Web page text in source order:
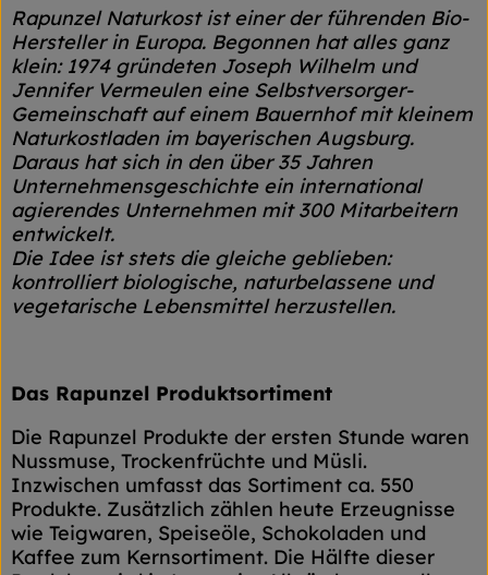
Rapunzel Naturkost ist einer der führenden Bio-
Hersteller in Europa. Begonnen hat alles ganz
klein: 1974 gründeten Joseph Wilhelm und
Jennifer Vermeulen eine Selbstversorger-
Gemeinschaft auf einem Bauernhof mit kleinem
Naturkostladen im bayerischen Augsburg.
Daraus hat sich in den über 35 Jahren
Unternehmensgeschichte ein international
agierendes Unternehmen mit 300 Mitarbeitern
entwickelt.
Die Idee ist stets die gleiche geblieben:
kontrolliert biologische, naturbelassene und
vegetarische Lebensmittel herzustellen.
Das Rapunzel Produktsortiment
Die Rapunzel Produkte der ersten Stunde waren
Nussmuse, Trockenfrüchte und Müsli.
Inzwischen umfasst das Sortiment ca. 550
Produkte. Zusätzlich zählen heute Erzeugnisse
wie Teigwaren, Speiseöle, Schokoladen und
Kaffee zum Kernsortiment. Die Hälfte dieser